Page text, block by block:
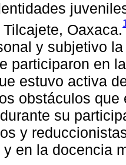
Oaxaca.
y subjetivo
participaron en
estuvo activa
obstáculos que
su
y
y en la docencia